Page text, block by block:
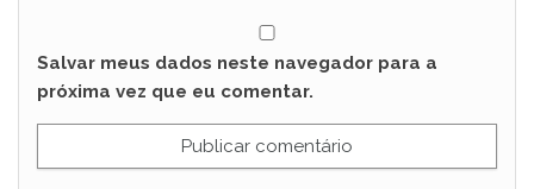
Salvar meus dados neste navegador para a
próxima vez que eu comentar.